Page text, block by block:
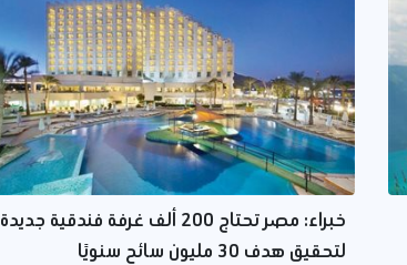
خبراء: مصر تحتاج 200 ألف غرفة فندقية جديدة
لتحقيق هدف 30 مليون سائح سنويًا